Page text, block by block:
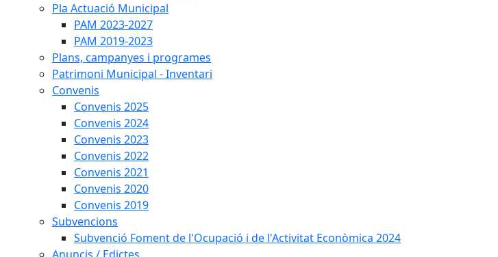
Pla Actuació Municipal
PAM 2023-2027
PAM 2019-2023
Plans, campanyes i programes
Patrimoni Municipal - Inventari
Convenis
Convenis 2025
Convenis 2024
Convenis 2023
Convenis 2022
Convenis 2021
Convenis 2020
Convenis 2019
Subvencions
Subvenció Foment de l'Ocupació i de l'Activitat Econòmica 2024